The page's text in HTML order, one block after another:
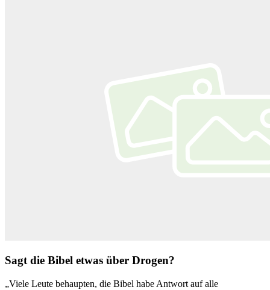
Sagt die Bibel etwas über Drogen?
„Viele Leute behaupten, die Bibel habe Antwort auf alle